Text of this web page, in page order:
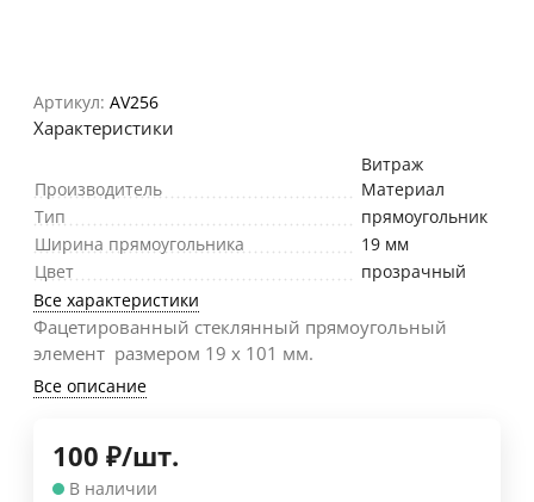
Артикул: AV256
Характеристики
Производитель
Витраж
Материал
Тип
прямоугольник
Ширина прямоугольника
19 мм
Цвет
прозрачный
Все характеристики
Фацетированный стеклянный прямоугольный
элемент размером 19 х 101 мм.
Все описание
100 ₽/шт.
В наличии